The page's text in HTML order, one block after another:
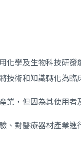
化學及生物科技研
技術和知識轉化為
業，但因為其使用
、對醫療器材產業